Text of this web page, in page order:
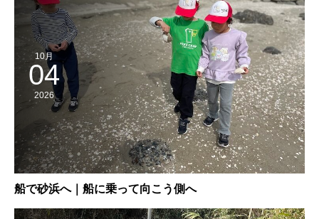
10月
04
2026
船で砂浜へ｜船に乗って向こう側へ